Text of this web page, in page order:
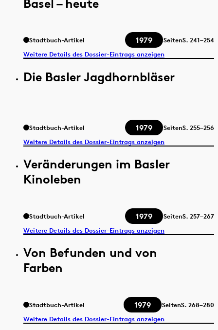
Basel – heute
Stadtbuch-Artikel 1979 SeitenS. 241–254
Weitere Details des Dossier-Eintrags anzeigen
Die Basler Jagdhornbläser
Stadtbuch-Artikel 1979 SeitenS. 255–256
Weitere Details des Dossier-Eintrags anzeigen
Veränderungen im Basler
Kinoleben
Stadtbuch-Artikel 1979 SeitenS. 257–267
Weitere Details des Dossier-Eintrags anzeigen
Von Befunden und von
Farben
Stadtbuch-Artikel 1979 SeitenS. 268–280
Weitere Details des Dossier-Eintrags anzeigen